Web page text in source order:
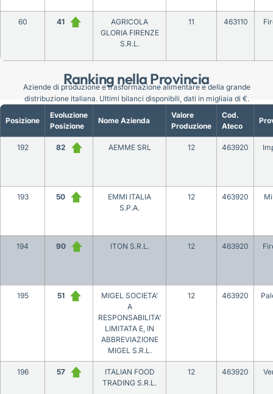
Ranking nella Provincia
60 41
AGRICOLA
GLORIA FIRENZE
S.R.L.
11 463110
Posizione
Evoluzione
Posizione
Nome Azienda
Valore
Produzione
Cod.
Ateco
192 82 AEMME SRL 12 463920
193 50
EMMI ITALIA
S.P.A.
12 463920
194 90 ITON S.R.L. 12 463920
195 51
MIGEL SOCIETA’
A
RESPONSABILITA’
LIMITATA E, IN
ABBREVIAZIONE
MIGEL S.R.L.
12 463920
196 57
ITALIAN FOOD
TRADING S.R.L.
12 463920
Aziende di produzione e trasformazione alimentare e della grande
distribuzione italiana. Ultimi bilanci disponibili, dati in migliaia di €.